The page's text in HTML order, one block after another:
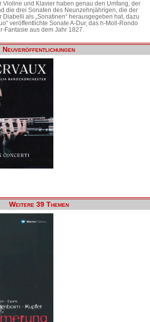
Violine und Klavier haben genau den Umfang, der
die drei Sonaten des Neunzehnjährigen, die der
Diabelli als „Sonatinen“ herausgegeben hat, dazu
veröffentlichte Sonate A-Dur, das h-Moll-Rondo
Fantasie aus dem Jahr 1827.
Neuveröffentlichungen
Weitere 39 Themen